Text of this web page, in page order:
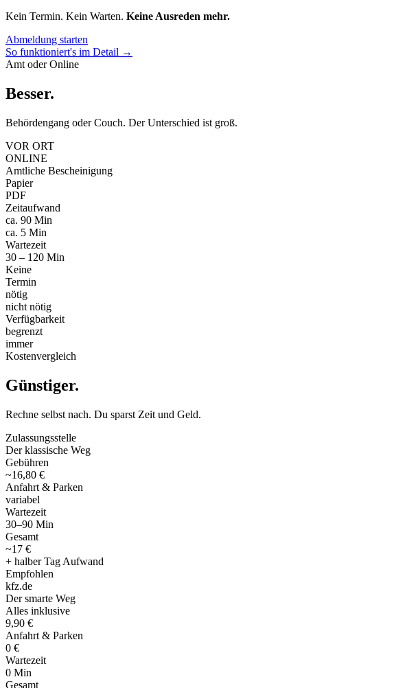
Kein Termin. Kein Warten. Keine Ausreden mehr.
Abmeldung starten
So funktioniert's im Detail →
Amt oder Online
Besser.
Behördengang oder Couch. Der Unterschied ist groß.
VOR ORT
ONLINE
Amtliche Bescheinigung
Papier
PDF
Zeitaufwand
ca. 90 Min
ca. 5 Min
Wartezeit
30 – 120 Min
Keine
Termin
nötig
nicht nötig
Verfügbarkeit
begrenzt
immer
Kostenvergleich
Günstiger.
Rechne selbst nach. Du sparst Zeit und Geld.
Zulassungsstelle
Der klassische Weg
Gebühren
~16,80 €
Anfahrt & Parken
variabel
Wartezeit
30–90 Min
Gesamt
~17 €
+ halber Tag Aufwand
Empfohlen
kfz.de
Der smarte Weg
Alles inklusive
9,90 €
Anfahrt & Parken
0 €
Wartezeit
0 Min
Gesamt